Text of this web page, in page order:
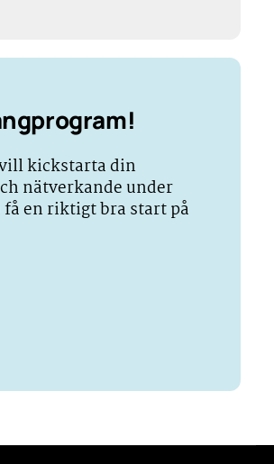
kickstarta din
nätverkande under
en riktigt bra start på